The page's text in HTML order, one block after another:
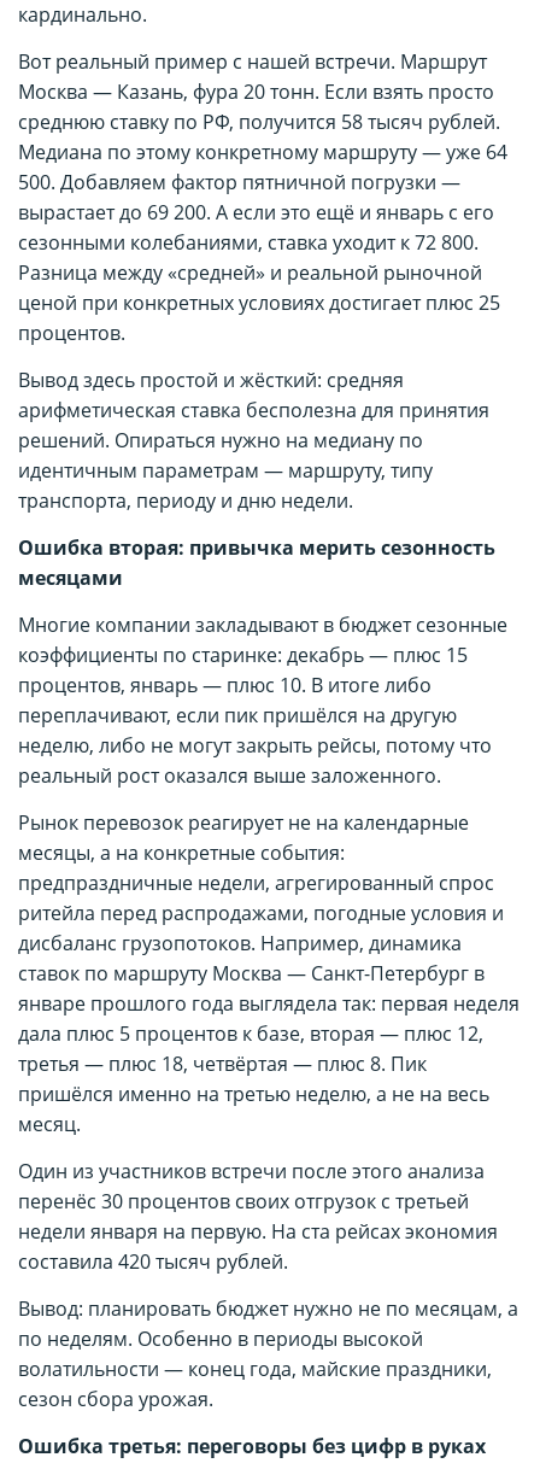
кардинально.
Вот реальный пример с нашей встречи. Маршрут
Москва — Казань, фура 20 тонн. Если взять просто
среднюю ставку по РФ, получится 58 тысяч рублей.
Медиана по этому конкретному маршруту — уже 64
500. Добавляем фактор пятничной погрузки —
вырастает до 69 200. А если это ещё и январь с его
сезонными колебаниями, ставка уходит к 72 800.
Разница между «средней» и реальной рыночной
ценой при конкретных условиях достигает плюс 25
процентов.
Вывод здесь простой и жёсткий: средняя
арифметическая ставка бесполезна для принятия
решений. Опираться нужно на медиану по
идентичным параметрам — маршруту, типу
транспорта, периоду и дню недели.
Ошибка вторая: привычка мерить сезонность
месяцами
Многие компании закладывают в бюджет сезонные
коэффициенты по старинке: декабрь — плюс 15
процентов, январь — плюс 10. В итоге либо
переплачивают, если пик пришёлся на другую
неделю, либо не могут закрыть рейсы, потому что
реальный рост оказался выше заложенного.
Рынок перевозок реагирует не на календарные
месяцы, а на конкретные события:
предпраздничные недели, агрегированный спрос
ритейла перед распродажами, погодные условия и
дисбаланс грузопотоков. Например, динамика
ставок по маршруту Москва — Санкт-Петербург в
январе прошлого года выглядела так: первая неделя
дала плюс 5 процентов к базе, вторая — плюс 12,
третья — плюс 18, четвёртая — плюс 8. Пик
пришёлся именно на третью неделю, а не на весь
месяц.
Один из участников встречи после этого анализа
перенёс 30 процентов своих отгрузок с третьей
недели января на первую. На ста рейсах экономия
составила 420 тысяч рублей.
Вывод: планировать бюджет нужно не по месяцам, а
по неделям. Особенно в периоды высокой
волатильности — конец года, майские праздники,
сезон сбора урожая.
Ошибка третья: переговоры без цифр в руках